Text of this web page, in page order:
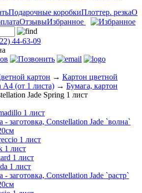
Подарочные коробкиПлоттер. резкаО
ОтзывыИзбранное
44-63-09
картон → Картон цветной
А4 (от 1 листа) → Бумага, картон
Jade Spring 1 лист